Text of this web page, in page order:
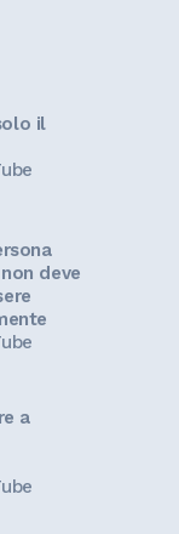
il
deve
a